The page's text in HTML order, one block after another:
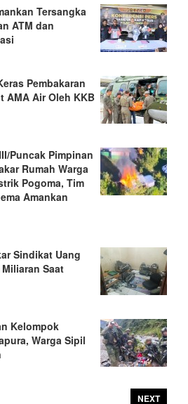
Tersangka
ATM dan
Pembakaran
AMA Air Oleh KKB
Puncak Pimpinan
Rumah Warga
Pogoma, Tim
Amankan
Sindikat Uang
Saat
Kelompok
Warga Sipil
NEXT